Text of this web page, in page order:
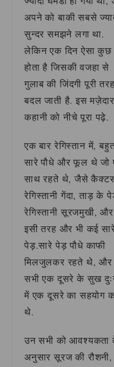
अपने को बाकी सबसे
सुन्दर समझने लगा था.
लेकिन एक दिन ऐसा कुछ
होता है जिसकी वजहा से
गुलाब की जिंदगी पूरी तरह
बदल जाती है. इस मज़ेदार
कहानी को नीचे पूरा पढ़े.
एक बार रेगिस्तान में,
सारे पौधे और फूल थे जो
साथ रहते थे, जैसे
रेगिस्तानी गेंदा, ताड़ के
रेगिस्तानी सूरजमुखी, और
इसी तरह और भी कई
पेड़.सारे पेड़ पौधे काफी
मिलजुलकर रहते थे, और
सभी एक दूसरे के सुख
में एक दूसरे का सहयोग
थे.
उन सभी को आवश्यकता
अनुसार सूरज की रौशनी,